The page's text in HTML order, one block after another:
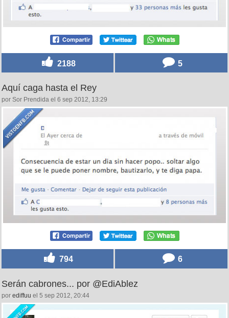
2188 5
Aquí caga hasta el Rey
por Sor Prendida el 6 sep 2012, 13:29
794 6
Serán cabrones... por @EdiAblez
por ediffuu el 5 sep 2012, 20:44